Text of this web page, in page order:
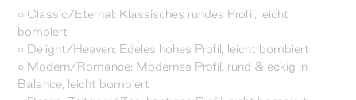
○ Classic/Eternal: Klassisches rundes Profil, leicht
bombiert
○ Delight/Heaven: Edeles hohes Profil, leicht bombiert
○ Modern/Romance: Modernes Profil, rund & eckig in
Balance, leicht bombiert